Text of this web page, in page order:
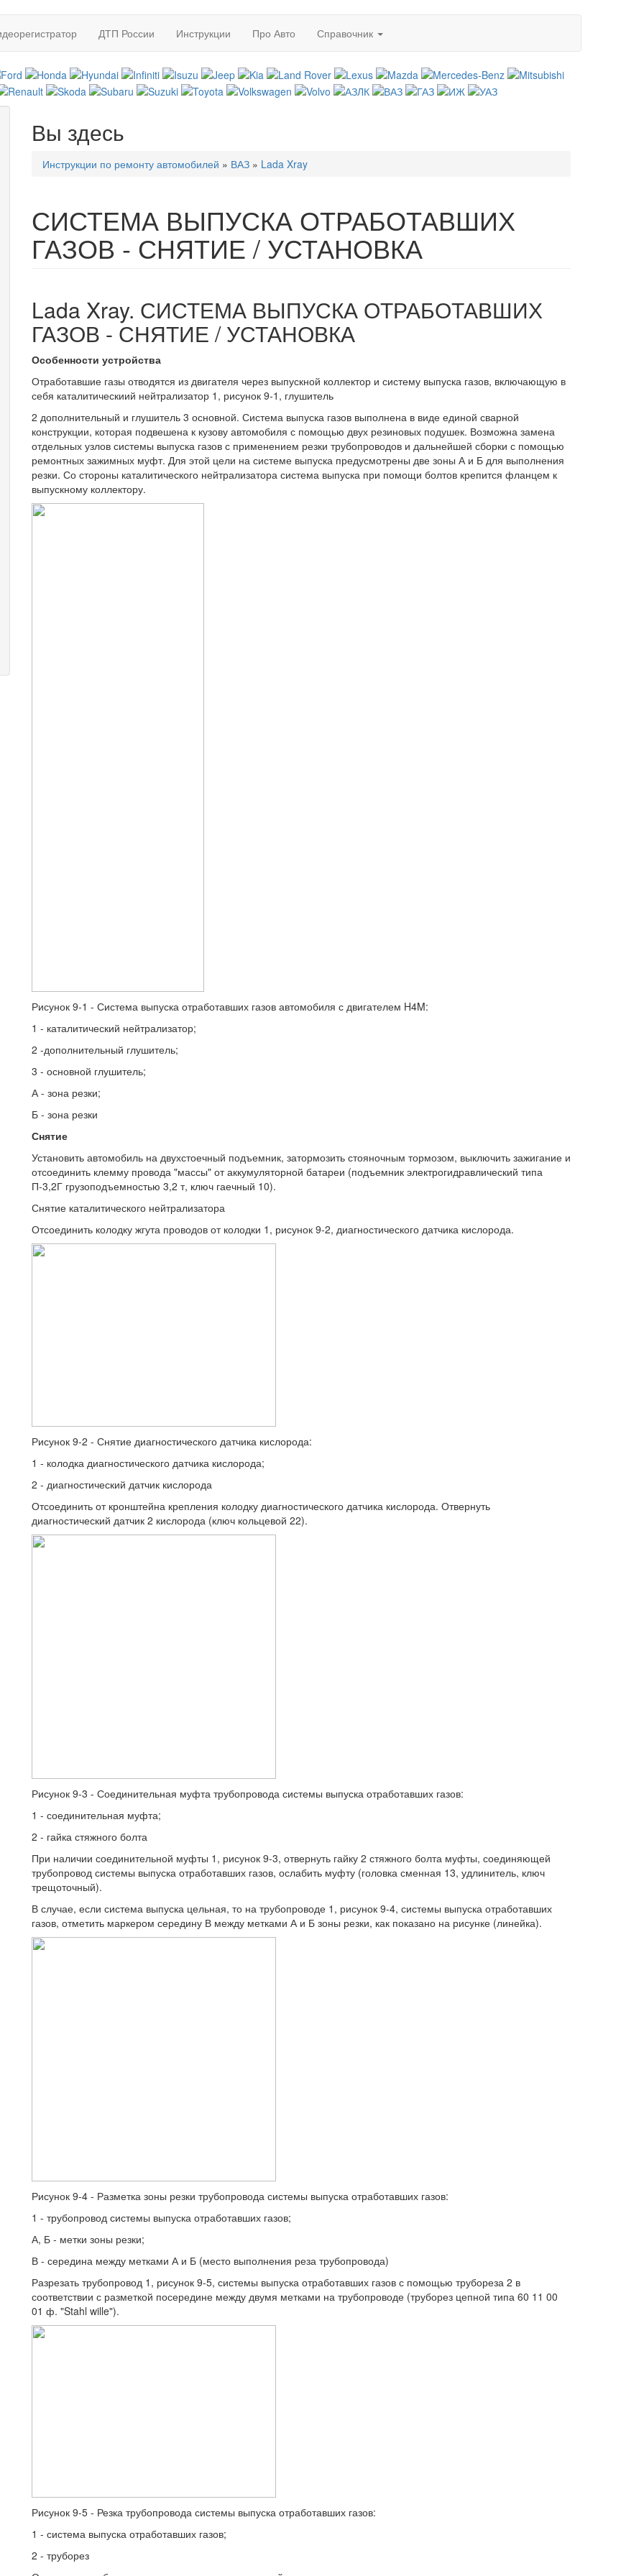
ДТП России Инструкции Про Авто Справочник
Вы здесь
Инструкции по ремонту автомобилей » ВАЗ » Lada Xray
СИСТЕМА ВЫПУСКА ОТРАБОТАВШИХ
ГАЗОВ - СНЯТИЕ / УСТАНОВКА
Lada Xray. СИСТЕМА ВЫПУСКА ОТРАБОТАВШИХ
ГАЗОВ - СНЯТИЕ / УСТАНОВКА
Особенности устройства
Отработавшие газы отводятся из двигателя через выпускной коллектор и систему выпуска газов, включающую в
себя каталитическиий нейтрализатор 1, рисунок 9-1, глушитель
2 дополнительный и глушитель 3 основной. Система выпуска газов выполнена в виде единой сварной
конструкции, которая подвешена к кузову автомобиля с помощью двух резиновых подушек. Возможна замена
отдельных узлов системы выпуска газов с применением резки трубопроводов и дальнейшей сборки с помощью
ремонтных зажимных муфт. Для этой цели на системе выпуска предусмотрены две зоны А и Б для выполнения
резки. Со стороны каталитического нейтрализатора система выпуска при помощи болтов крепится фланцем к
выпускному коллектору.
Рисунок 9-1 - Система выпуска отработавших газов автомобиля с двигателем H4M:
1 - каталитический нейтрализатор;
2 -дополнительный глушитель;
3 - основной глушитель;
А - зона резки;
Б - зона резки
Снятие
Установить автомобиль на двухстоечный подъемник, затормозить стояночным тормозом, выключить зажигание и
отсоединить клемму провода "массы" от аккумуляторной батареи (подъемник электрогидравлический типа
П-3,2Г грузоподъемностью 3,2 т, ключ гаечный 10).
Снятие каталитического нейтрализатора
Отсоединить колодку жгута проводов от колодки 1, рисунок 9-2, диагностического датчика кислорода.
Рисунок 9-2 - Снятие диагностического датчика кислорода:
1 - колодка диагностического датчика кислорода;
2 - диагностический датчик кислорода
Отсоединить от кронштейна крепления колодку диагностического датчика кислорода. Отвернуть
диагностический датчик 2 кислорода (ключ кольцевой 22).
Рисунок 9-3 - Соединительная муфта трубопровода системы выпуска отработавших газов:
1 - соединительная муфта;
2 - гайка стяжного болта
При наличии соединительной муфты 1, рисунок 9-3, отвернуть гайку 2 стяжного болта муфты, соединяющей
трубопровод системы выпуска отработавших газов, ослабить муфту (головка сменная 13, удлинитель, ключ
трещоточный).
В случае, если система выпуска цельная, то на трубопроводе 1, рисунок 9-4, системы выпуска отработавших
газов, отметить маркером середину В между метками А и Б зоны резки, как показано на рисунке (линейка).
Рисунок 9-4 - Разметка зоны резки трубопровода системы выпуска отработавших газов:
1 - трубопровод системы выпуска отработавших газов;
А, Б - метки зоны резки;
В - середина между метками А и Б (место выполнения реза трубопровода)
Разрезать трубопровод 1, рисунок 9-5, системы выпуска отработавших газов с помощью трубореза 2 в
соответствии с разметкой посередине между двумя метками на трубопроводе (труборез цепной типа 60 11 00
01 ф. "Stahl wille").
Рисунок 9-5 - Резка трубопровода системы выпуска отработавших газов:
1 - система выпуска отработавших газов;
2 - труборез